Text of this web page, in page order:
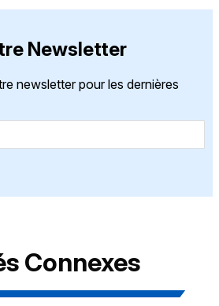
Newsletter
newsletter pour les dernières
Connexes